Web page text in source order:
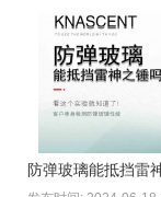
防弹玻璃能抵挡雷